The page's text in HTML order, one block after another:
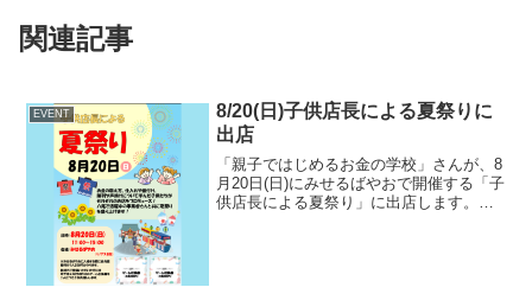
関連記事
EVENT
8/20(日)子供店長による夏祭りに
出店
「親子ではじめるお金の学校」さんが、8
月20日(日)にみせるばやおで開催する「子
供店長による夏祭り」に出店します。当